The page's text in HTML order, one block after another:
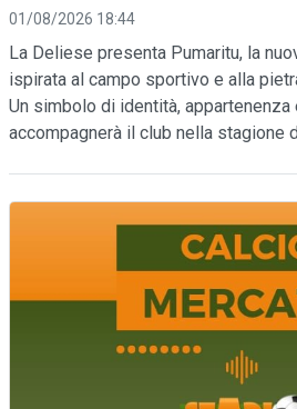
01/08/2026 18:44
La Deliese presenta Pumaritu, la
ispirata al campo sportivo e alla
Un simbolo di identità, appartenenza
accompagnerà il club nella stagione